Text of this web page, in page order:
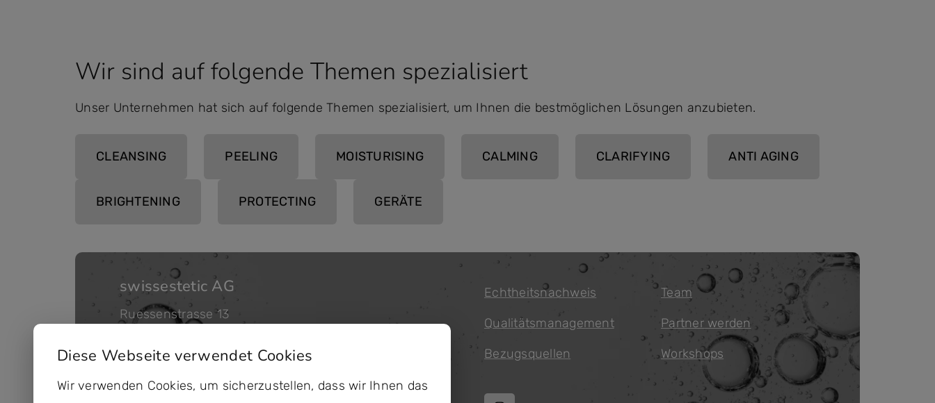
Wir sind auf folgende Themen spezialisiert
Unser Unternehmen hat sich auf folgende Themen spezialisiert, um Ihnen die bestmöglichen Lösungen anzubieten.
CLEANSING PEELING MOISTURISING CALMING CLARIFYING ANTI AGING
BRIGHTENING PROTECTING GERÄTE
swissestetic AG
Ruessenstrasse 13
kontakt@swissestetic.ch
Echtheitsnachweis
Team
Qualitätsmanagement
Partner werden
Bezugsquellen
Workshops
Diese Webseite verwendet Cookies
Wir verwenden Cookies, um sicherzustellen, dass wir Ihnen das